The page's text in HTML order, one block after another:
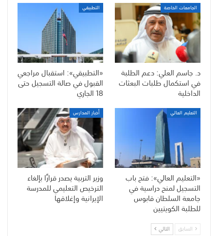
الجامعات الخاصة
د. جاسم العلي: دعم الطلبة
في استكمال طلبات البعثات
الداخلية
التطبيقي
«التطبيقي»: استقبال مراجعي
القبول في صالة التسجيل حتى
18 الجاري
التعليم العالي
«التعليم العالي»: فتح باب
التسجيل لمنح دراسية في
جامعة السلطان قابوس
للطلبة الكويتيين
أخبار المدارس
وزير التربية يصدر قرارًا بإلغاء
الترخيص التعليمي للمدرسة
الإيرانية وإغلاقها
السابق التالي